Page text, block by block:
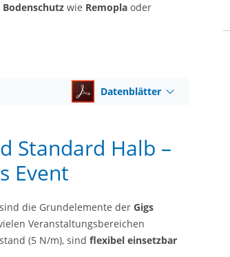
Bodenschutz wie Remopla oder
Datenblätter
Standard Halb –
Event
sind die Grundelemente der Gigs
Veranstaltungsbereichen
stand (5 N/m), sind flexibel einsetzbar